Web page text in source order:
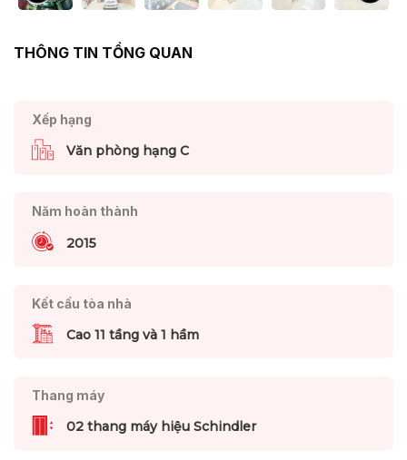
THÔNG TIN TỔNG QUAN
Xếp hạng
Văn phòng hạng C
Năm hoàn thành
2015
Kết cấu tòa nhà
Cao 11 tầng và 1 hầm
Thang máy
02 thang máy hiệu Schindler